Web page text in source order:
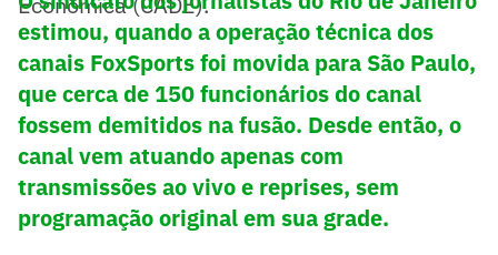
estimou, quando a operação técnica dos
canais FoxSports foi movida para São Paulo,
que cerca de 150 funcionários do canal
fossem demitidos na fusão. Desde então, o
canal vem atuando apenas com
transmissões ao vivo e reprises, sem
programação original em sua grade.